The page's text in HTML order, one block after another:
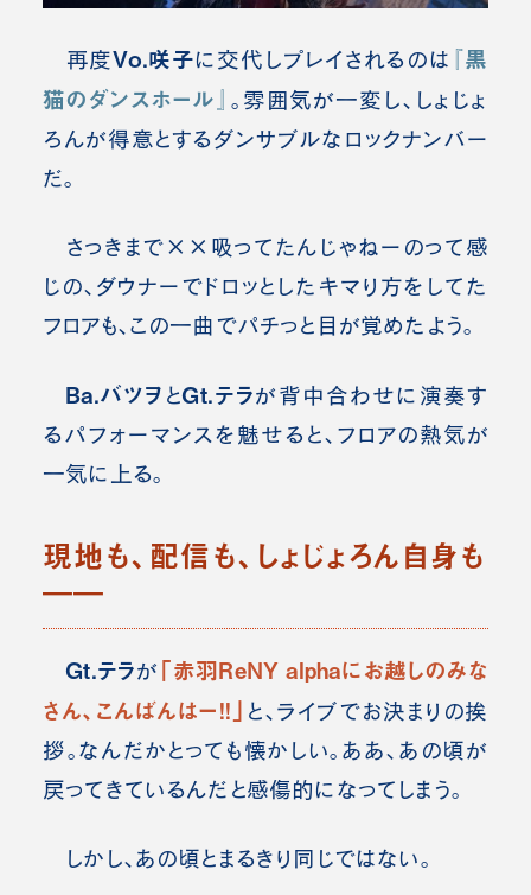
再度Vo.咲子に交代しプレイされるのは 『黒
猫のダンスホール』 。雰囲気が一変し、しょじょ
ろんが得意とするダンサブルなロックナンバー
だ。
さっきまで××吸ってたんじゃねーのって感
じの、ダウナーでドロッとしたキマり方をしてた
フロアも、この一曲でパチっと目が覚めたよう。
Ba.バツヲ とGt.テラが背中合わせに演奏す
るパフォーマンスを魅せると、フロアの熱気が
一気に上る。
現地も、配信も、しょじょろん自身も
――
Gt.テラが 「赤羽ReNY alphaにお越しのみな
さん、こんばんはー！！」 と、ライブでお決まりの挨
拶。なんだかとっても懐かしい。ああ、あの頃が
戻ってきているんだと感傷的になってしまう。
しかし、あの頃とまるきり同じではない。